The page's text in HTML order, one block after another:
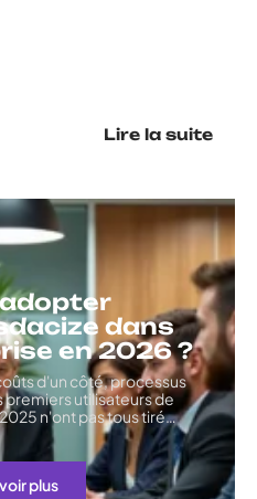
Lire la suite
dans
en 2026 ?
d'un côté, processus
premiers utilisateurs de
n'ont pas tous tiré…
plus